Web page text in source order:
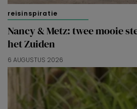
reisinspiratie
Nancy & Metz: twee mooie
het Zuiden
6 AUGUSTUS 2026